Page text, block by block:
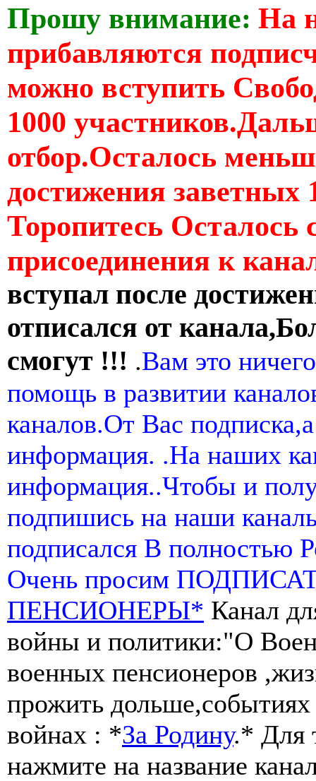
Прошу внимание: На
прибавляются
можно вступить
1000
отбор.Осталось
достижения заветных
Торопитесь Осталось
присоединения к
вступал после
отписался от
смогут !!! .Вам это
помощь в развитии
каналов.От Вас
информация. .На наших
информация..Чтобы и
подпишись на наши
подписался В полностью
Очень просим
ПЕНСИОНЕРЫ* Канал
войны и политики:"О
военных пенсионеров
прожить
войнах : *За Родину.* Для
нажмите на название